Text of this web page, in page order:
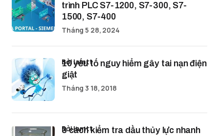
trình PLC S7-1200, S7-300, S7-
1500, S7-400
Tháng 5 28, 2024
10 yếu tố nguy hiểm gây tai nạn điện
giật
bởi lamtt
Tháng 3 18, 2018
3 cách kiểm tra dầu thủy lực nhanh
bởi lamtt